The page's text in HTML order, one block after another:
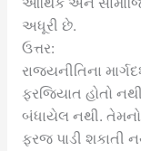
અધૂરી છે.
ઉત્તર:
રાજ્યનીતિના
ફરજિયાત હોતો
બંધાયેલ નથી. તેમનો
ફરજ પાડી શકાતી